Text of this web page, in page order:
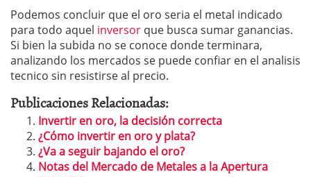
Podemos concluir que el oro seria el metal indicado
para todo aquel inversor que busca sumar ganancias.
Si bien la subida no se conoce donde terminara,
analizando los mercados se puede confiar en el analisis
tecnico sin resistirse al precio.
Publicaciones Relacionadas:
Invertir en oro, la decisión correcta
¿Cómo invertir en oro y plata?
¿Va a seguir bajando el oro?
Notas del Mercado de Metales a la Apertura